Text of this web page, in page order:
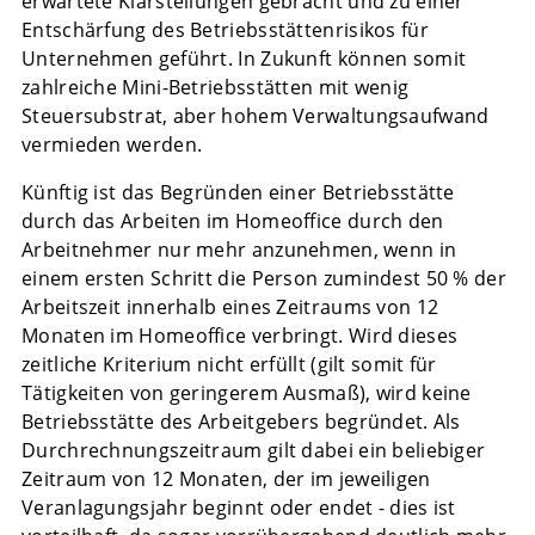
Entschärfung des Betriebsstättenrisikos für
Unternehmen geführt. In Zukunft können somit
zahlreiche Mini-Betriebsstätten mit wenig
Steuersubstrat, aber hohem Verwaltungsaufwand
vermieden werden.
Künftig ist das Begründen einer Betriebsstätte
durch das Arbeiten im Homeoffice durch den
Arbeitnehmer nur mehr anzunehmen, wenn in
einem ersten Schritt die Person zumindest 50 % der
Arbeitszeit innerhalb eines Zeitraums von 12
Monaten im Homeoffice verbringt. Wird dieses
zeitliche Kriterium nicht erfüllt (gilt somit für
Tätigkeiten von geringerem Ausmaß), wird keine
Betriebsstätte des Arbeitgebers begründet. Als
Durchrechnungszeitraum gilt dabei ein beliebiger
Zeitraum von 12 Monaten, der im jeweiligen
Veranlagungsjahr beginnt oder endet - dies ist